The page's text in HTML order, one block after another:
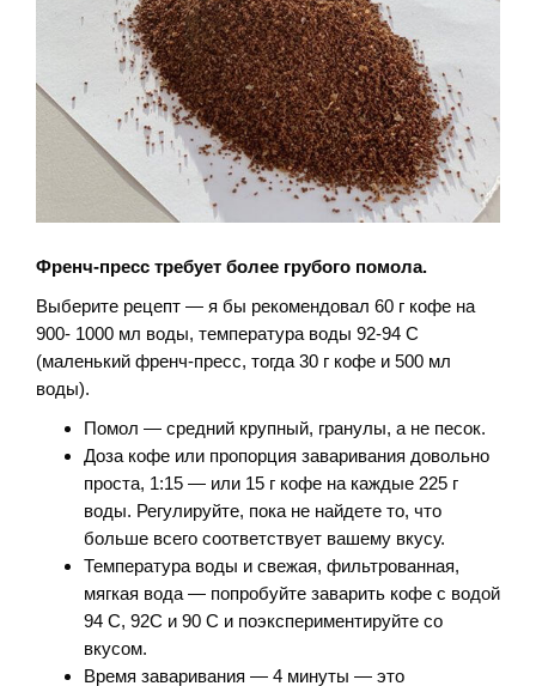
Френч-пресс требует более грубого помола.
Выберите рецепт — я бы рекомендовал 60 г кофе на
900- 1000 мл воды, температура воды 92-94 C
(маленький френч-пресс, тогда 30 г кофе и 500 мл
воды).
Помол — средний крупный, гранулы, а не песок.
Доза кофе или пропорция заваривания довольно
проста, 1:15 — или 15 г кофе на каждые 225 г
воды. Регулируйте, пока не найдете то, что
больше всего соответствует вашему вкусу.
Температура воды и свежая, фильтрованная,
мягкая вода — попробуйте заварить кофе с водой
94 C, 92C и 90 C и поэкспериментируйте со
вкусом.
Время заваривания — 4 минуты — это